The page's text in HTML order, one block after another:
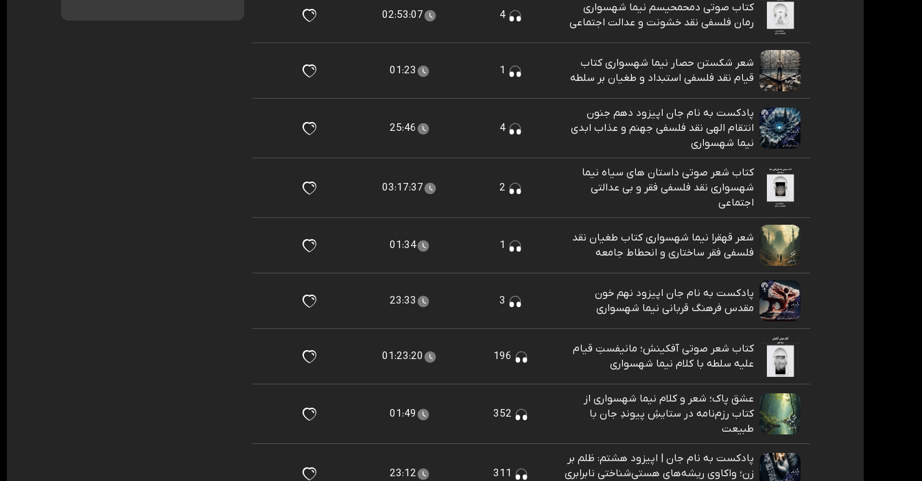
کتاب صوتی دمحمحیسم نیما شهسواری
رمان فلسفی نقد خشونت و عدالت اجتماعی
4
02:53:07
شعر شکستن حصار نیما شهسواری کتاب
قیام نقد فلسفی استبداد و طغیان بر سلطه
01:23
پادکست به نام جان اپیزود دهم جنون
انتقام الهی نقد فلسفی جهنم و عذاب ابدی
نیما شهسواری
4
25:46
کتاب شعر صوتی داستان های سیاه نیما
شهسواری نقد فلسفی فقر و بی عدالتی
اجتماعی
03:17:37
شعر قهقرا نیما شهسواری کتاب طغیان نقد
فلسفی فقر ساختاری و انحطاط جامعه
01:34
پادکست به نام جان اپیزود نهم خون
مقدس فرهنگ قربانی نیما شهسواری
23:33
کتاب شعر صوتی آفکینش؛ مانیفستِ قیام
علیه سلطه با کلام نیما شهسواری
01:23:20
عشق پاک؛ شعر و کلام نیما شهسواری از
کتاب رزم‌نامه در ستایشِ پیوندِ جان با
طبیعت
01:49
پادکست به نام جان | اپیزود هشتم: ظلم بر
زن؛ واکاوی ریشه‌های هستی‌شناختی نابرابری
23:12